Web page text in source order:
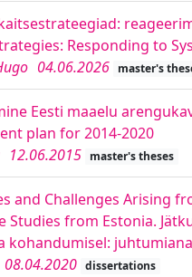
Responding to
04.06.2026 master's
Eesti maaelu
plan for 2014-2020
12.06.2015 master's theses
and Challenges Arising
Studies from Estonia.
kohandumisel:
08.04.2020 dissertations